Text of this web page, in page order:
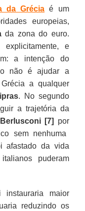
da Grécia é um
europeias,
da zona do euro.
e
a intenção do
não é ajudar a
a qualquer
. No segundo
a trajetória da
Berlusconi [7]
por
sem nenhuma
afastado da vida
puderam
instauraria maior
reduzindo os